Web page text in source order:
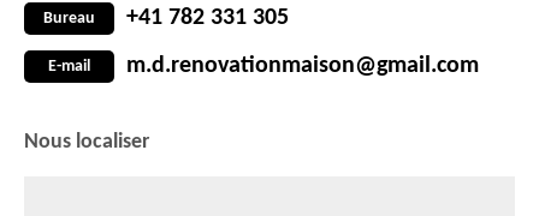
Bureau +41 782 331 305
E-mail m.d.renovationmaison@gmail.com
Nous localiser